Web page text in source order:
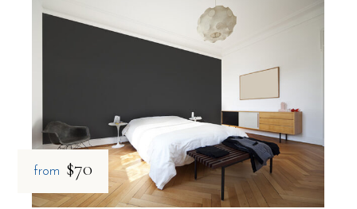
from $70